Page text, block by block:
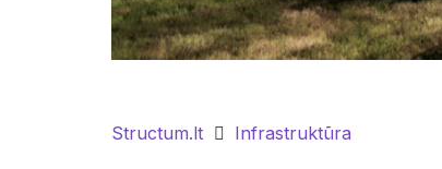
Structum.lt Infrastruktūra